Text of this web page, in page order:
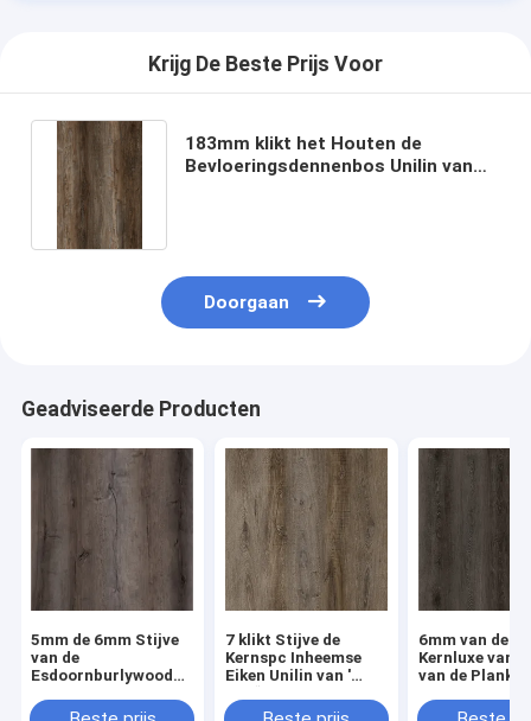
Krijg De Beste Prijs Voor
183mm klikt het Houten de
Bevloeringsdennenbos Unilin van
Doorgaan
Geadviseerde Producten
5mm de 6mm Stijve
van de
Esdoornburlywood
Korrel GKBM DM-
7 klikt Stijve de
Kernspc Inheemse
Eiken Unilin van '
DM-W40046
6mm van de de
Kernluxe van
van de